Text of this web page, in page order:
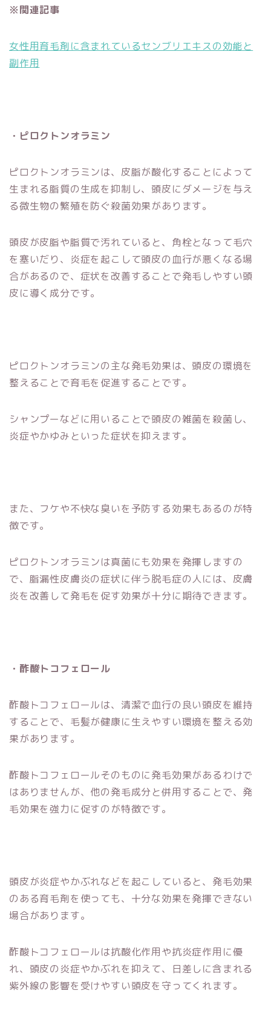
※関連記事
女性用育毛剤に含まれているセンブリエキスの効能と
副作用
・ピロクトンオラミン
ピロクトンオラミンは、皮脂が酸化することによって
生まれる脂質の生成を抑制し、頭皮にダメージを与え
る微生物の繁殖を防ぐ殺菌効果があります。
頭皮が皮脂や脂質で汚れていると、角栓となって毛穴
を塞いだり、炎症を起こして頭皮の血行が悪くなる場
合があるので、症状を改善することで発毛しやすい頭
皮に導く成分です。
ピロクトンオラミンの主な発毛効果は、頭皮の環境を
整えることで育毛を促進することです。
シャンプーなどに用いることで頭皮の雑菌を殺菌し、
炎症やかゆみといった症状を抑えます。
また、フケや不快な臭いを予防する効果もあるのが特
徴です。
ピロクトンオラミンは真菌にも効果を発揮しますの
で、脂漏性皮膚炎の症状に伴う脱毛症の人には、皮膚
炎を改善して発毛を促す効果が十分に期待できます。
・酢酸トコフェロール
酢酸トコフェロールは、清潔で血行の良い頭皮を維持
することで、毛髪が健康に生えやすい環境を整える効
果があります。
酢酸トコフェロールそのものに発毛効果があるわけで
はありませんが、他の発毛成分と併用することで、発
毛効果を強力に促すのが特徴です。
頭皮が炎症やかぶれなどを起こしていると、発毛効果
のある育毛剤を使っても、十分な効果を発揮できない
場合があります。
酢酸トコフェロールは抗酸化作用や抗炎症作用に優
れ、頭皮の炎症やかぶれを抑えて、日差しに含まれる
紫外線の影響を受けやすい頭皮を守ってくれます。